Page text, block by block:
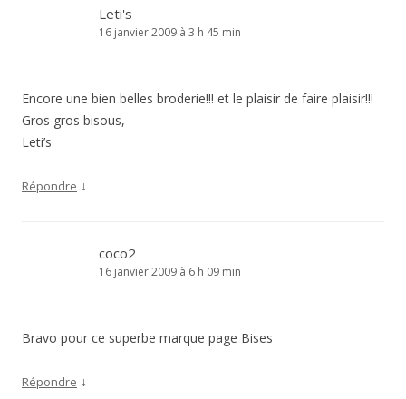
Leti's
16 janvier 2009 à 3 h 45 min
Encore une bien belles broderie!!! et le plaisir de faire plaisir!!!
Gros gros bisous,
Leti’s
Répondre ↓
coco2
16 janvier 2009 à 6 h 09 min
Bravo pour ce superbe marque page Bises
Répondre ↓